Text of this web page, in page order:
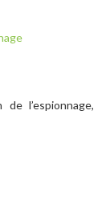
l’espionnage,